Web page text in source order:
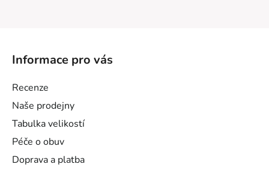
Informace pro vás
Recenze
Naše prodejny
Tabulka velikostí
Péče o obuv
Doprava a platba